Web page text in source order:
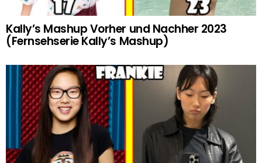
Kally’s Mashup Vorher und Nachher 2023
(Fernsehserie Kally’s Mashup)